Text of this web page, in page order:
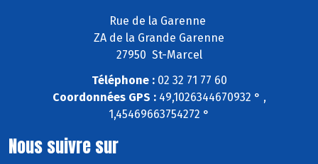
Rue de la Garenne
ZA de la Grande Garenne
27950 St-Marcel
Téléphone :02 32 71 77 60
Coordonnées GPS :49,1026344670932 ° ,
1,45469663754272 °
Nous suivre sur